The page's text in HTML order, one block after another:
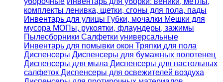
комплекты ленивка, щетки, сгоны для пола, пады
Инвентарь для улицы Губки, мочалки Мешки для
мусора МОПы, рукоятки, флаундеры, зажимы
Пылесборники Салфетки универсальные
Инвентарь для помывки окон Тряпки для пола
Диспенсеры Диспенсеры для бумажных полотенец
Диспенсеры для мыла Диспенсеры для настольных
салфеток Диспенсеры для освежителей воздуха